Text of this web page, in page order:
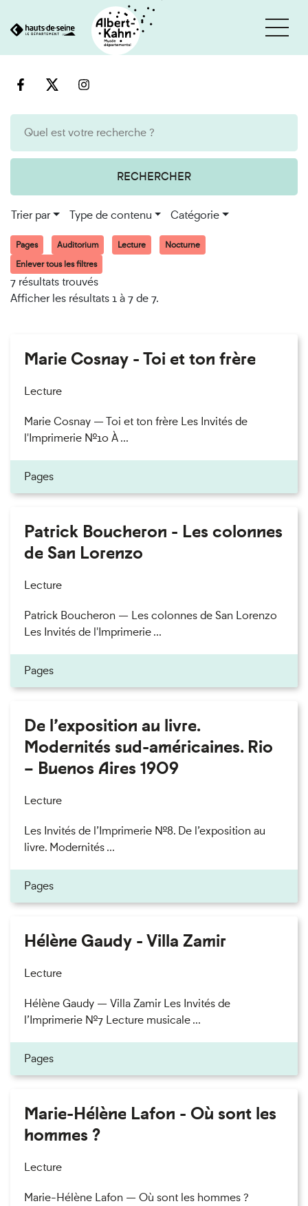
au
RECHERCHER
Trier par Type de contenu Catégorie
Pages Auditorium Lecture
Nocturne
Enlever tous les filtres
7 résultats trouvés
Afficher les résultats 1 à 7 de 7.
Marie Cosnay - Toi et ton frère
Lecture
Marie Cosnay — Toi et ton frère Les Invités de
l'Imprimerie n°10 À ...
Pages
Patrick Boucheron - Les colonnes
de San Lorenzo
Lecture
Patrick Boucheron — Les colonnes de San Lorenzo
Les Invités de l'Imprimerie ...
Pages
De l’exposition au livre.
Modernités sud-américaines. Rio
– Buenos Aires 1909
Lecture
Les Invités de l’Imprimerie n°8. De l’exposition au
livre. Modernités ...
Pages
Hélène Gaudy - Villa Zamir
Lecture
Hélène Gaudy — Villa Zamir Les Invités de
l’Imprimerie n°7 Lecture musicale ...
Pages
Marie-Hélène Lafon - Où sont les
hommes ?
Lecture
Marie-Hélène Lafon — Où sont les hommes ?
Cookies et traceurs utilisés sur ce site